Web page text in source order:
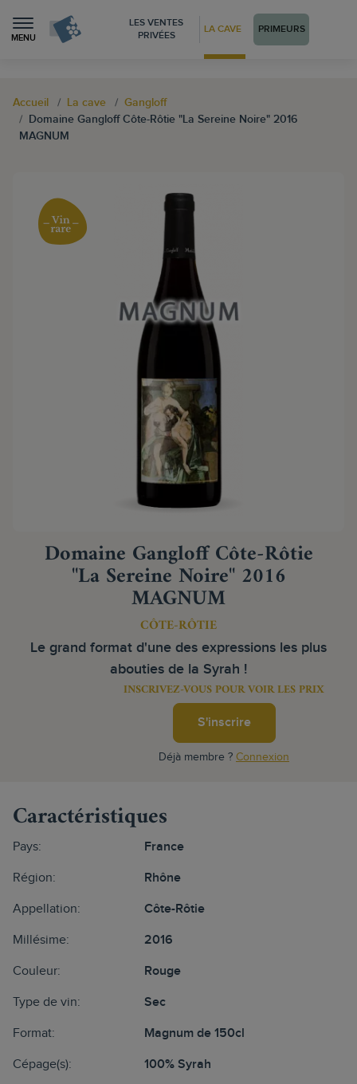
MENU
LES VENTES
PRIVÉES
LA CAVE PRIMEURS
Accueil La cave
Gangloff
Domaine Gangloff Côte-Rôtie "La Sereine Noire" 2016
MAGNUM
Domaine Gangloff Côte-Rôtie
"La Sereine Noire" 2016
MAGNUM
CÔTE-RÔTIE
Le grand format d'une des expressions les plus
abouties de la Syrah !
INSCRIVEZ-VOUS POUR VOIR LES PRIX
S'inscrire
Déjà membre ? Connexion
Caractéristiques
Pays: France
Région: Rhône
Appellation: Côte-Rôtie
Millésime: 2016
Couleur: Rouge
Type de vin: Sec
Format: Magnum de 150cl
Cépage(s): 100% Syrah